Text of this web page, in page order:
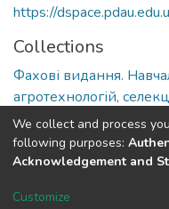
https://
Collections
Фахові видання.
агротехнологій,
Full item page
DSpace software
We collect and process
following purposes:
Acknowledgement and
Customize